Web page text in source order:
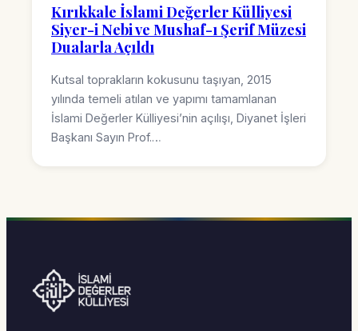
Kırıkkale İslami Değerler Külliyesi
Siyer-i Nebi ve Mushaf-ı Şerif Müzesi
Dualarla Açıldı
Kutsal toprakların kokusunu taşıyan, 2015
yılında temeli atılan ve yapımı tamamlanan
İslami Değerler Külliyesi’nin açılışı, Diyanet İşleri
Başkanı Sayın Prof.…